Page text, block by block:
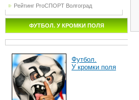
Рейтинг ProСПОРТ Волгоград
ФУТБОЛ. У КРОМКИ ПОЛЯ
Футбол.
У кромки поля